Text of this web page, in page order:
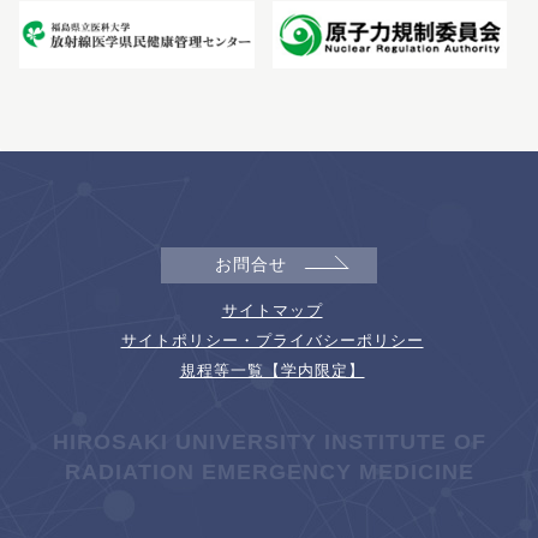
お問合せ
サイトマップ
サイトポリシー・プライバシーポリシー
規程等一覧【学内限定】
HIROSAKI UNIVERSITY INSTITUTE OF
RADIATION EMERGENCY MEDICINE